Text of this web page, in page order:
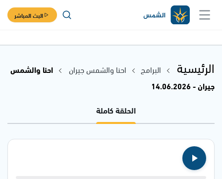
البث المباشر
الرئيسية البرامج احنا والشمس جيران
احنا والشمس
جيران - 14.06.2026
الحلقة كاملة